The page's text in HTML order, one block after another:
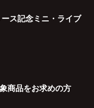
ス記念ミニ・ライブ
商品をお求めの方